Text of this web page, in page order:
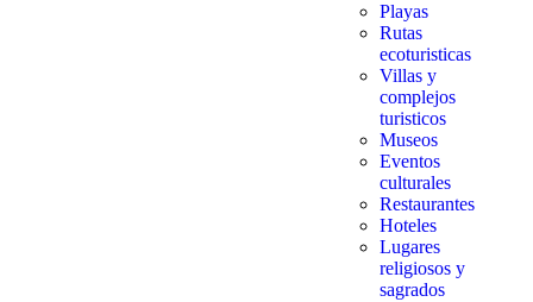
Playas
Rutas
ecoturisticas
Villas y
complejos
turisticos
Museos
Eventos
culturales
Restaurantes
Hoteles
Lugares
religiosos y
sagrados